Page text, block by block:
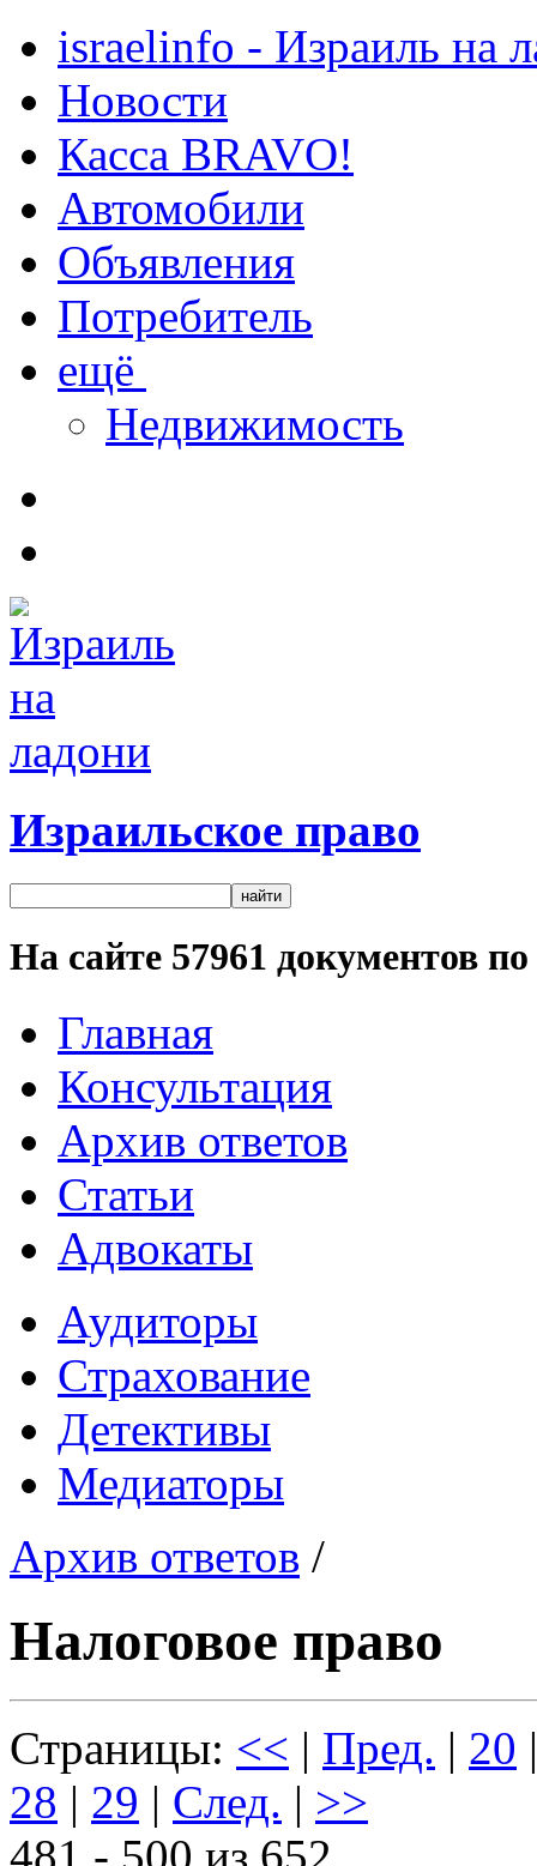
israelinfo - Израиль на
Новости
Касса BRAVO!
Автомобили
Объявления
Потребитель
ещё
Недвижимость
Израильское право
На сайте 57961 документов
Главная
Консультация
Архив ответов
Статьи
Адвокаты
Аудиторы
Страхование
Детективы
Медиаторы
Архив ответов /
Налоговое право
Страницы: << | Пред. | 20
28 | 29 | След. | >>
481 - 500 из 652